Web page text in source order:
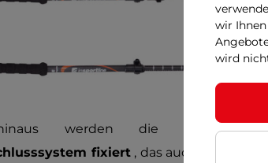
werden die einzelnen
fixiert, das auch mit
wir
wird